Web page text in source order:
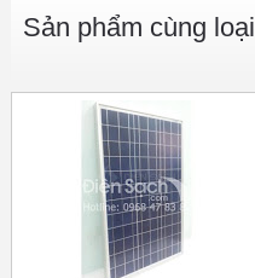
Sản phẩm cùng loại